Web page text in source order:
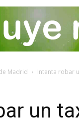
Madrid Intenta robar
un